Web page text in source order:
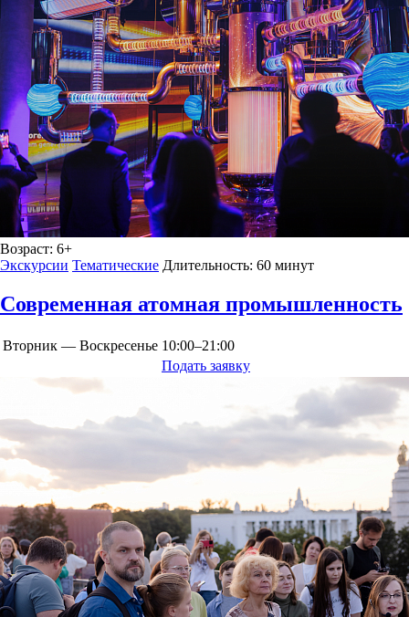
Возраст: 6+
Экскурсии Тематические Длительность: 60 минут
Современная атомная промышленность
Вторник — Воскресенье 10:00–21:00
Подать заявку